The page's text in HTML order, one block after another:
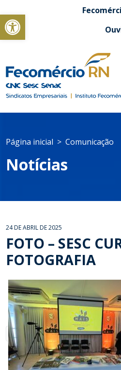
Abrir a barra de ferramentas
Página inicial Comunicação
Notícias
24 DE ABRIL DE 2025
FOTO – SESC
FOTOGRAFIA